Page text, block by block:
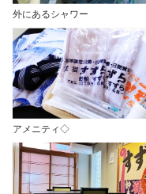
外にあるシャワー
アメニティ◇